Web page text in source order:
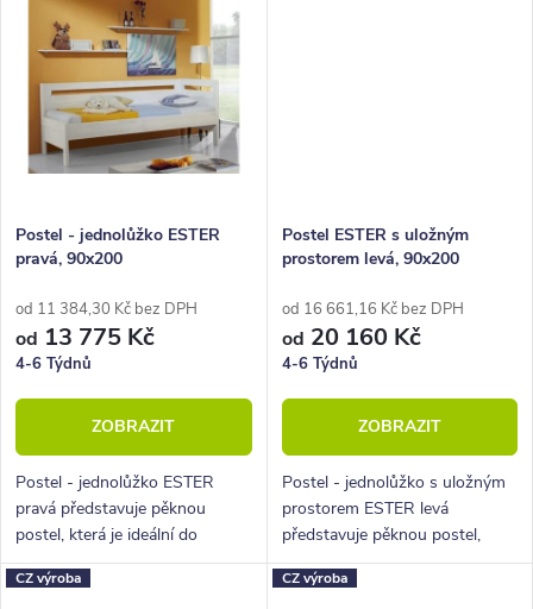
Postel - jednolůžko ESTER
pravá, 90x200
od 11 384,30 Kč bez DPH
od 13 775 Kč
4-6 Týdnů
ZOBRAZIT
Postel - jednolůžko ESTER
pravá představuje pěknou
postel, která je ideální do
malých interiérů, bytů, dětských
či studentských pokojů.
Postel ESTER s uložným
prostorem levá, 90x200
od 16 661,16 Kč bez DPH
od 20 160 Kč
4-6 Týdnů
ZOBRAZIT
Postel - jednolůžko s uložným
prostorem ESTER levá
představuje pěknou postel,
která je ideální do malých
interiérů, bytů, dětských či
CZ výroba CZ výroba